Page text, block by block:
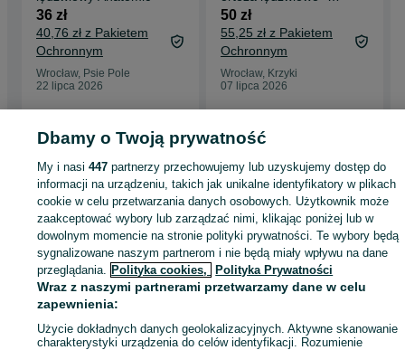
36 zł
40,76 zł z Pakietem
Ochronnym
Wrocław, Psie Pole
22 lipca 2026
krzyżowa
50 zł
55,25 zł z Pakietem
Ochronnym
Wrocław, Krzyki
07 lipca 2026
Strona główna Zdrowie i Uroda Sprzęt rehabilitacyjny i ortopedyczny
gorsety
Pasy i gorsety - Dolnośląskie Pasy i gorsety - Wrocław
Pasy i
gorsety - Stare Miasto
KATEGORIA
1059188730 Wyświetlenia:
Wyślij wiadomość Kup
Dbamy o Twoją prywatność
My i nasi447 partnerzy przechowujemy lub uzyskujemy dostęp do
informacji na urządzeniu, takich jak unikalne identyfikatory w plikach
cookie w celu przetwarzania danych osobowych. Użytkownik może
zaakceptować wybory lub zarządzać nimi, klikając poniżej lub w
dowolnym momencie na stronie polityki prywatności. Te wybory będą
sygnalizowane naszym partnerom i nie będą miały wpływu na dane
przeglądania. Polityka cookies, Polityka Prywatności
Wraz z naszymi partnerami przetwarzamy dane w celu
zapewnienia:
Użycie dokładnych danych geolokalizacyjnych. Aktywne skanowanie
charakterystyki urządzenia do celów identyfikacji. Rozumienie